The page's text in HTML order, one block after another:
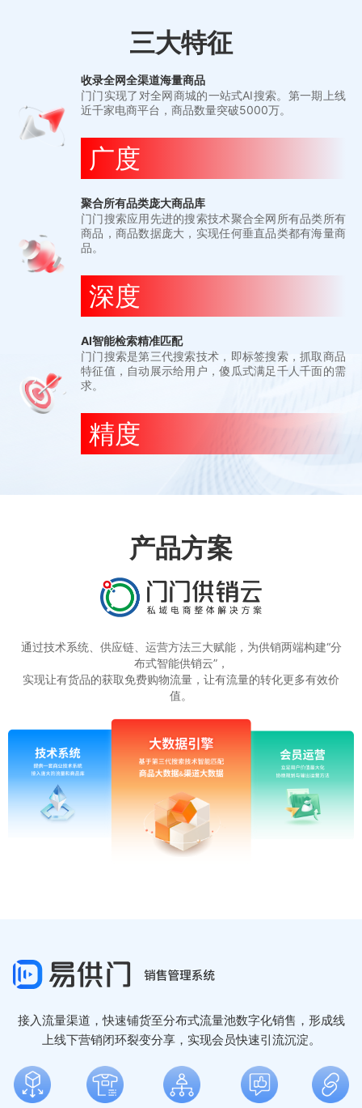
三大特征
收录全网全渠道海量商品
门门实现了对全网商城的一站式AI搜索。第一期上线
近千家电商平台，商品数量突破5000万。
广度
聚合所有品类庞大商品库
门门搜索应用先进的搜索技术聚合全网所有品类所有
商品，商品数据庞大，实现任何垂直品类都有海量商
品。
深度
AI智能检索精准匹配
门门搜索是第三代搜索技术，即标签搜索，抓取商品
特征值，自动展示给用户，傻瓜式满足千人千面的需
求。
精度
产品方案
通过技术系统、供应链、运营方法三大赋能，为供销两端构建“分
布式智能供销云”，
实现让有货品的获取免费购物流量，让有流量的转化更多有效价
值。
接入流量渠道，快速铺货至分布式流量池数字化销售，形成线
上线下营销闭环裂变分享，实现会员快速引流沉淀。